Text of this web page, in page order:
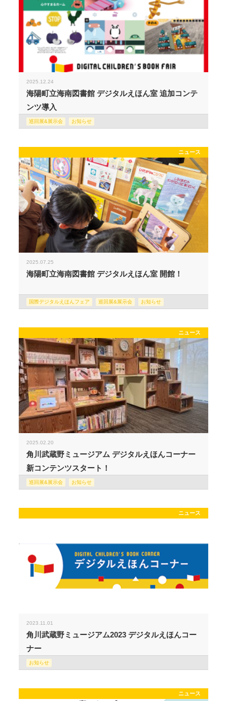
2025.12.24
海陽町立海南図書館 デジタルえほん室 追加コンテ
ンツ導入
巡回展&展示会 お知らせ
ニュース
2025.07.25
海陽町立海南図書館 デジタルえほん室 開館！
国際デジタルえほんフェア 巡回展&展示会 お知らせ
ニュース
2025.02.20
角川武蔵野ミュージアム デジタルえほんコーナー
新コンテンツスタート！
巡回展&展示会 お知らせ
ニュース
2023.11.01
角川武蔵野ミュージアム2023 デジタルえほんコー
ナー
お知らせ
ニュース